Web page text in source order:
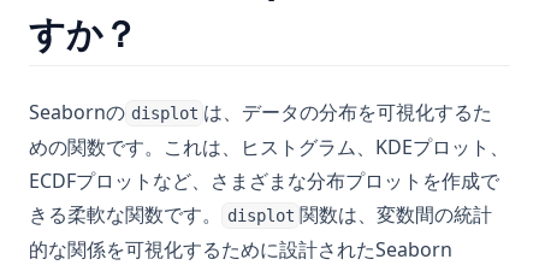
すか？
Seabornの displot は、データの分布を可視化するた
めの関数です。これは、ヒストグラム、KDEプロット、
ECDFプロットなど、さまざまな分布プロットを作成で
きる柔軟な関数です。
displot 関数は、変数間の統計
的な関係を可視化するために設計されたSeaborn